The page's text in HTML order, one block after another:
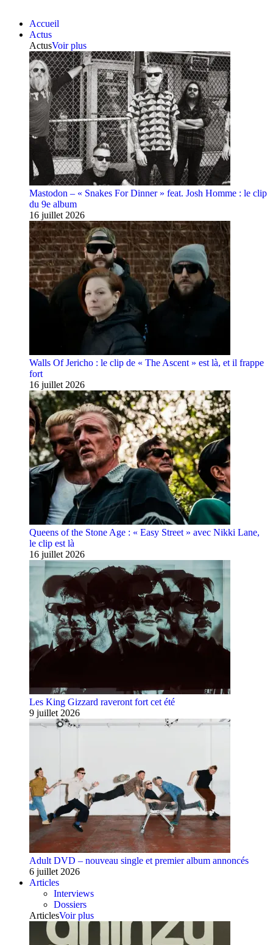
Accueil
Actus
ActusVoir plus
Mastodon – « Snakes For Dinner » feat. Josh Homme : le clip
du 9e album
16 juillet 2026
Walls Of Jericho : le clip de « The Ascent » est là, et il frappe
fort
16 juillet 2026
Queens of the Stone Age : « Easy Street » avec Nikki Lane,
le clip est là
16 juillet 2026
Les King Gizzard raveront fort cet été
9 juillet 2026
Adult DVD – nouveau single et premier album annoncés
6 juillet 2026
Articles
Interviews
Dossiers
ArticlesVoir plus